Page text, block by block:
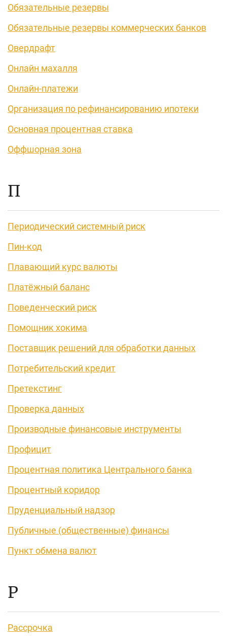
Обязательные резервы
Обязательные резервы коммерческих банков
Овердрафт
Онлайн махалля
Онлайн-платежи
Организация по рефинансированию ипотеки
Основная процентная ставка
Оффшорная зона
П
Периодический системный риск
Пин-код
Плавающий курс валюты
Платёжный баланс
Поведенческий риск
Помощник хокима
Поставщик решений для обработки данных
Потребительский кредит
Претекстинг
Проверка данных
Производные финансовые инструменты
Профицит
Процентная политика Центрального банка
Процентный коридор
Пруденциальный надзор
Публичные (общественные) финансы
Пункт обмена валют
Р
Рассрочка